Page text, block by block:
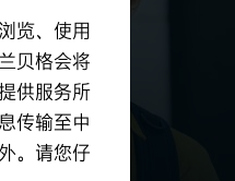
览、使用
贝格会将
供服务所
传输至中
。请您仔